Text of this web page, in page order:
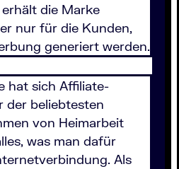
die Marke
nur für die Kunden,
generiert werden.
hat sich Affiliate-
der beliebtesten
von Heimarbeit
was man dafür
Als